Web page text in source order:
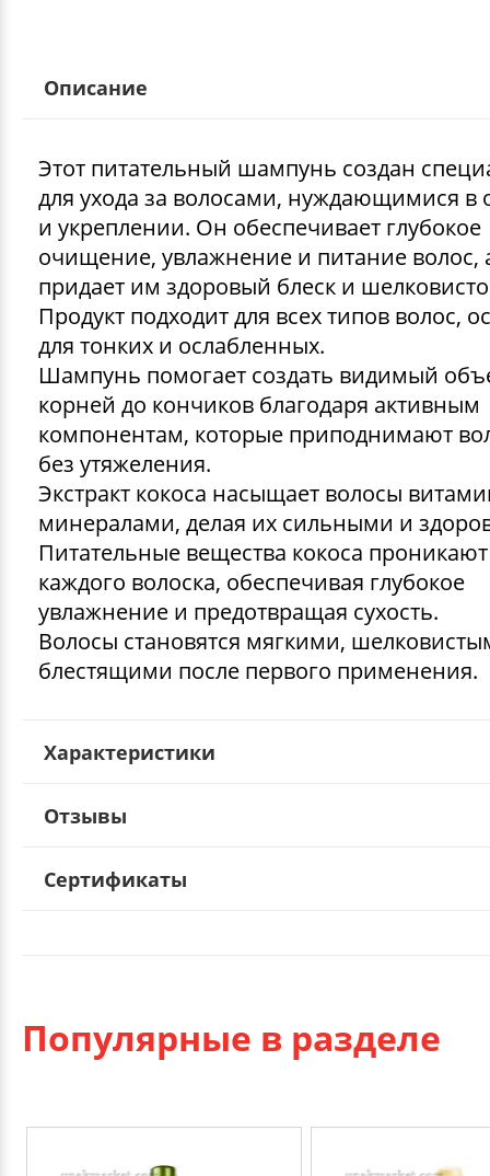
Описание
Этот питательный шампунь создан
для ухода за волосами, нуждающимися в
и укреплении. Он обеспечивает глубокое
очищение, увлажнение и питание волос,
придает им здоровый блеск и
Продукт подходит для всех типов волос,
для тонких и ослабленных.
Шампунь помогает создать видимый
корней до кончиков благодаря активным
компонентам, которые приподнимают
без утяжеления.
Экстракт кокоса насыщает волосы
минералами, делая их сильными и
Питательные вещества кокоса
каждого волоска, обеспечивая глубокое
увлажнение и предотвращая сухость.
Волосы становятся мягкими,
блестящими после первого применения.
Характеристики
Отзывы
Сертификаты
Популярные в разделе